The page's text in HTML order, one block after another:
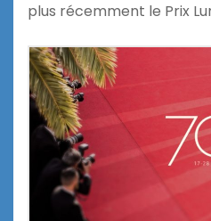
plus récemment le Prix